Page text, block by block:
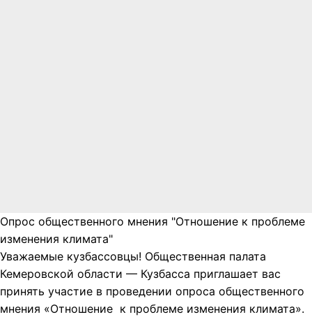
Опрос общественного мнения "Отношение к проблеме
изменения климата"
Уважаемые кузбассовцы! Общественная палата
Кемеровской области — Кузбасса приглашает вас
принять участие в проведении опроса общественного
мнения «Отношение к проблеме изменения климата».